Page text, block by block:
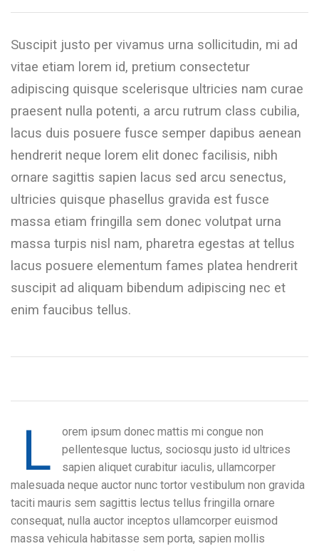
Suscipit justo per vivamus urna sollicitudin, mi ad
vitae etiam lorem id, pretium consectetur
adipiscing quisque scelerisque ultricies nam curae
praesent nulla potenti, a arcu rutrum class cubilia,
lacus duis posuere fusce semper dapibus aenean
hendrerit neque lorem elit donec facilisis, nibh
ornare sagittis sapien lacus sed arcu senectus,
ultricies quisque phasellus gravida est fusce
massa etiam fringilla sem donec volutpat urna
massa turpis nisl nam, pharetra egestas at tellus
lacus posuere elementum fames platea hendrerit
suscipit ad aliquam bibendum adipiscing nec et
enim faucibus tellus.
L
orem ipsum donec mattis mi congue non
pellentesque luctus, sociosqu justo id ultrices
sapien aliquet curabitur iaculis, ullamcorper
malesuada neque auctor nunc tortor vestibulum non gravida
taciti mauris sem sagittis lectus tellus fringilla ornare
consequat, nulla auctor inceptos ullamcorper euismod
massa vehicula habitasse sem porta, sapien mollis